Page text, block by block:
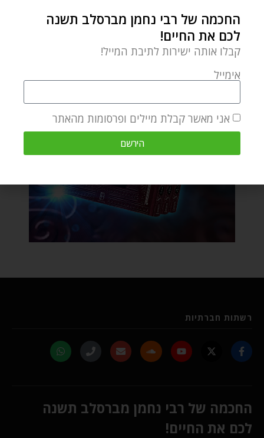
רשתות חברתיות
החכמה של רבי נחמן מברסלב תשנה
לכם את החיים!
החכמה של רבי נחמן מברסלב תשנה
לכם את החיים!
קבלו אותה ישירות לתיבת המייל!
אימייל
אני מאשר קבלת מיילים ופרסומות מהאתר
הירשם